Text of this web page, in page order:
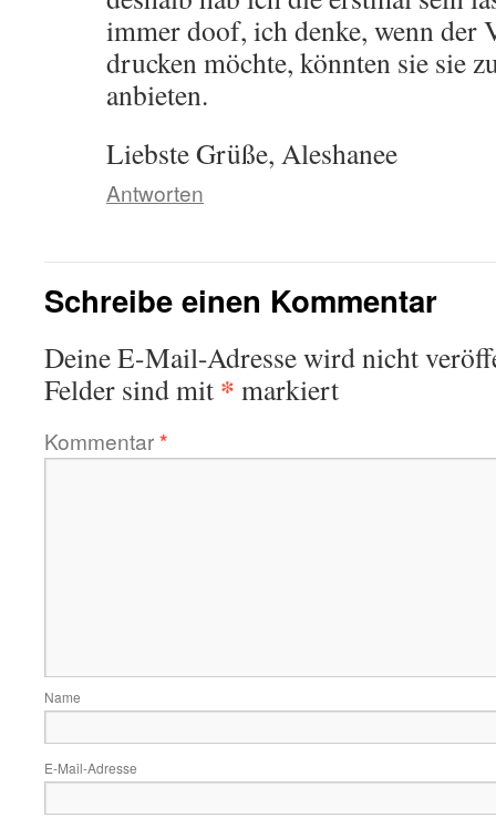
immer doof, ich denke, wenn der
drucken möchte, könnten sie sie
anbieten.
Liebste Grüße, Aleshanee
Antworten
Schreibe einen Kommentar
Deine E-Mail-Adresse wird nicht
Felder sind mit * markiert
Kommentar*
Name
E-Mail-Adresse